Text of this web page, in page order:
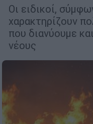
Οι ειδικοί,
χαρακτηρίζουν
που διανύουμε
νέους